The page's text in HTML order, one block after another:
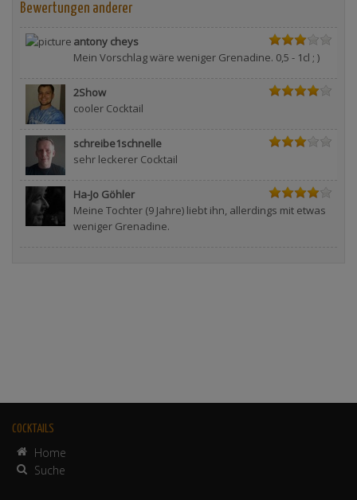
Bewertungen anderer
antony cheys
Mein Vorschlag wäre weniger Grenadine. 0,5 - 1cl ; )
2Show
cooler Cocktail
schreibe1schnelle
sehr leckerer Cocktail
Ha-Jo Göhler
Meine Tochter (9 Jahre) liebt ihn, allerdings mit etwas
weniger Grenadine.
COCKTAILS
Home
Suche